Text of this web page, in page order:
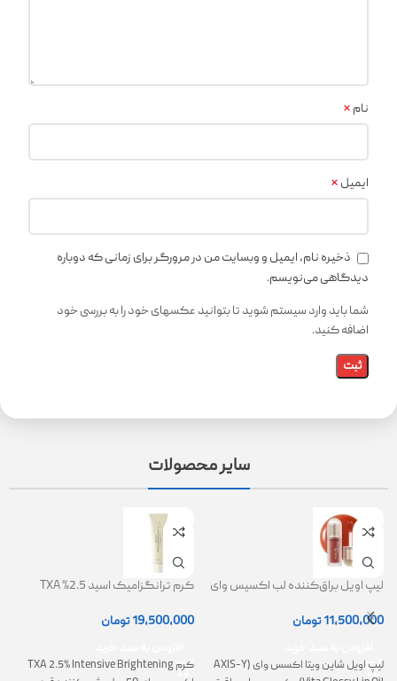
نام *
ایمیل *
ذخیره نام، ایمیل و وبسایت من در مرورگر برای زمانی که دوباره
دیدگاهی می‌نویسم.
شما باید وارد سیستم شوید تا بتوانید عکسهای خود را به بررسی خود
اضافه کنید.
سایر محصولات
لیپ اویل براق‌کننده لب اکسیس وای
11,500,000تومان
لیپ اویل شاین ویتا اکسس وای (AXIS-Y
کرم ترانگزامیک اسید 2.5% TXA
19,500,000تومان
کرم TXA 2.5% Intensive Brightening